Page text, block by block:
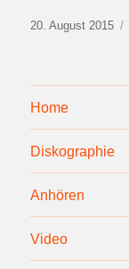
Veröffentlicht
20. August 2015
Home
Diskographie
Anhören
Video